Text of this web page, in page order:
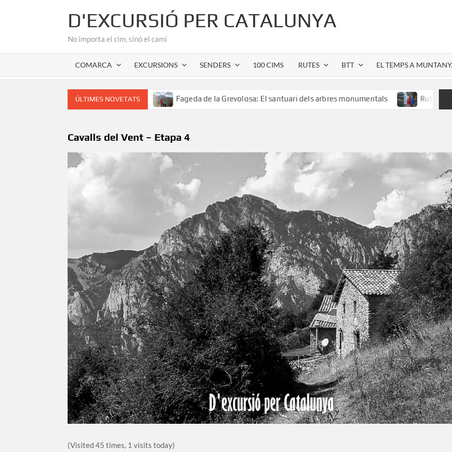
D'EXCURSIÓ PER CATALUNYA
No importa el cim, sinó el camí
COMARCA EXCURSIONS SENDERS 100 CIMS RUTES BTT EL TEMPS A
ÚLTIMES NOVETATS
romànic de l’Alta Garrotxa Fageda de la Grevolosa: El santuari dels arbres monumentals Ruta al Salt de
Cavalls del Vent – Etapa 4
(Visited 45 times, 1 visits today)